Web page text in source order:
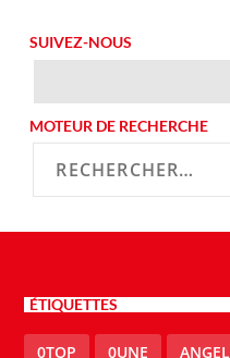
SUIVEZ-NOUS
MOTEUR DE RECHERCHE
ÉTIQUETTES
0TOP 0UNE